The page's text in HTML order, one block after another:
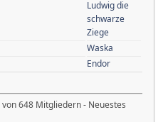
Ludwig die
schwarze
Ziege
Waska
Endor
648 Mitgliedern - Neuestes